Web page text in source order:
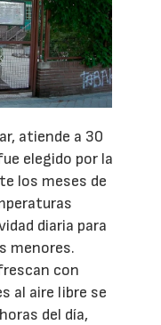
atiende a 30
elegido por la
los meses de
diaria para
menores.
con
al aire libre se
del día,